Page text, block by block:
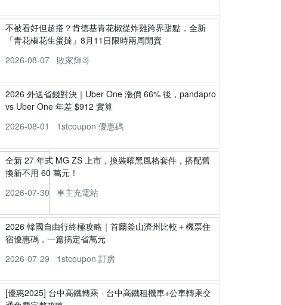
不被看好但超搭？肯德基青花椒從炸雞跨界甜點，全新
「青花椒花生蛋撻」8月11日限時兩周開賣
2026-08-07
敗家輝哥
2026 外送省錢對決｜Uber One 漲價 66% 後，pandapro
vs Uber One 年差 $912 實算
2026-08-01
1stcoupon 優惠碼
全新 27 年式 MG ZS 上市，換裝曜黑風格套件，搭配舊
換新不用 60 萬元！
2026-07-30
車主充電站
2026 韓國自由行終極攻略｜首爾釜山濟州比較＋機票住
宿優惠碼，一篇搞定省萬元
2026-07-29
1stcoupon 訂房
[優惠2025] 台中高鐵轉乘 - 台中高鐵租機車+公車轉乘交